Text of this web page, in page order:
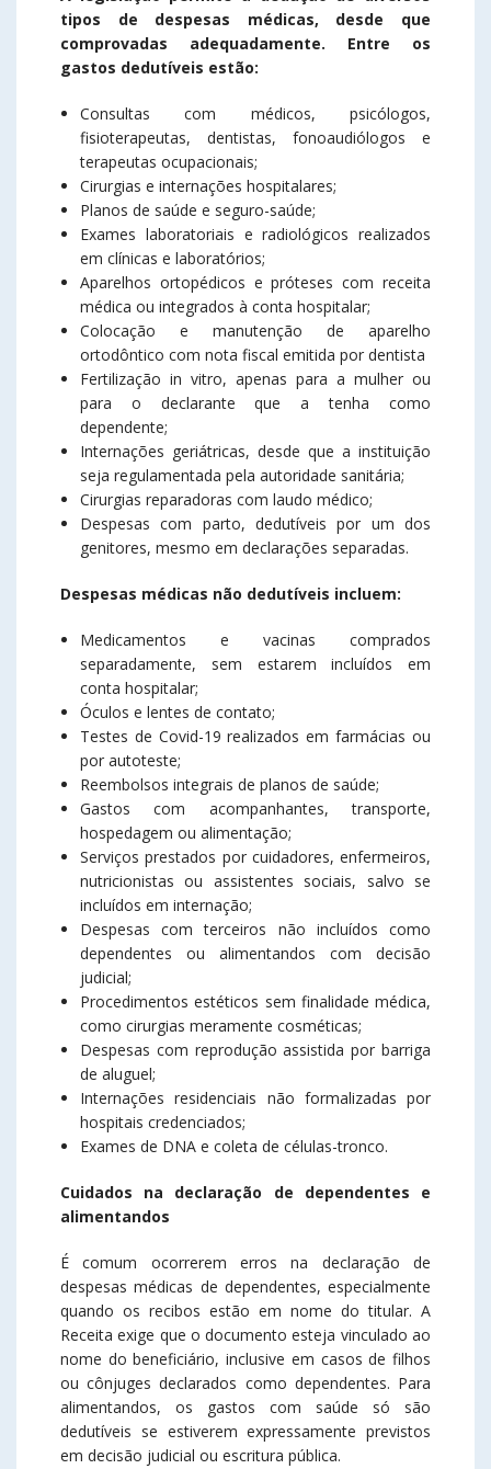
tipos de despesas médicas, desde que
comprovadas adequadamente. Entre os
gastos dedutíveis estão:
Consultas com médicos, psicólogos,
fisioterapeutas, dentistas, fonoaudiólogos e
terapeutas ocupacionais;
Cirurgias e internações hospitalares;
Planos de saúde e seguro-saúde;
Exames laboratoriais e radiológicos realizados
em clínicas e laboratórios;
Aparelhos ortopédicos e próteses com receita
médica ou integrados à conta hospitalar;
Colocação e manutenção de aparelho
ortodôntico com nota fiscal emitida por dentista
Fertilização in vitro, apenas para a mulher ou
para o declarante que a tenha como
dependente;
Internações geriátricas, desde que a instituição
seja regulamentada pela autoridade sanitária;
Cirurgias reparadoras com laudo médico;
Despesas com parto, dedutíveis por um dos
genitores, mesmo em declarações separadas.
Despesas médicas não dedutíveis incluem:
Medicamentos e vacinas comprados
separadamente, sem estarem incluídos em
conta hospitalar;
Óculos e lentes de contato;
Testes de Covid-19 realizados em farmácias ou
por autoteste;
Reembolsos integrais de planos de saúde;
Gastos com acompanhantes, transporte,
hospedagem ou alimentação;
Serviços prestados por cuidadores, enfermeiros,
nutricionistas ou assistentes sociais, salvo se
incluídos em internação;
Despesas com terceiros não incluídos como
dependentes ou alimentandos com decisão
judicial;
Procedimentos estéticos sem finalidade médica,
como cirurgias meramente cosméticas;
Despesas com reprodução assistida por barriga
de aluguel;
Internações residenciais não formalizadas por
hospitais credenciados;
Exames de DNA e coleta de células-tronco.
Cuidados na declaração de dependentes e
alimentandos
É comum ocorrerem erros na declaração de
despesas médicas de dependentes, especialmente
quando os recibos estão em nome do titular. A
Receita exige que o documento esteja vinculado ao
nome do beneficiário, inclusive em casos de filhos
ou cônjuges declarados como dependentes. Para
alimentandos, os gastos com saúde só são
dedutíveis se estiverem expressamente previstos
em decisão judicial ou escritura pública.